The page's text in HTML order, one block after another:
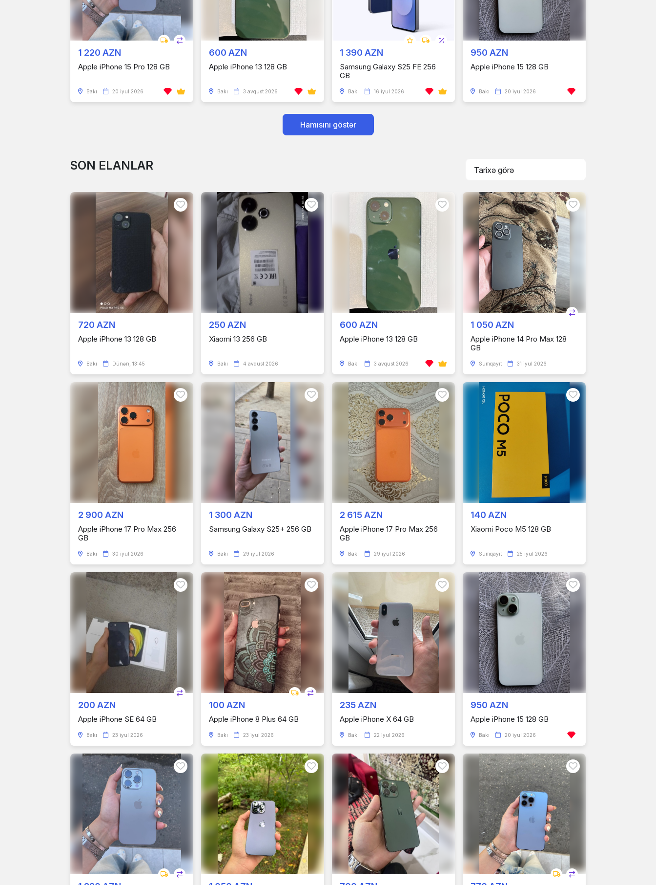
1 220 AZN
Apple iPhone 15 Pro 128 GB
Bakı 20 iyul 2026
600 AZN
Apple iPhone 13 128 GB
Bakı 3 avqust 2026
1 390 AZN
Samsung Galaxy S25 FE 256
GB
Bakı 16 iyul 2026
950 AZN
Apple iPhone 15 128 GB
Bakı 20 iyul 2026
Hamısını göstər
SON ELANLAR
720 AZN
Apple iPhone 13 128 GB
Bakı Dünən, 13:45
250 AZN
Xiaomi 13 256 GB
Bakı 4 avqust 2026
600 AZN
Apple iPhone 13 128 GB
Bakı 3 avqust 2026
1 050 AZN
Apple iPhone 14 Pro Max 128
GB
Sumqayıt 31 iyul 2026
2 900 AZN
Apple iPhone 17 Pro Max 256
GB
Bakı 30 iyul 2026
1 300 AZN
Samsung Galaxy S25+ 256 GB
Bakı 29 iyul 2026
2 615 AZN
Apple iPhone 17 Pro Max 256
GB
Bakı 29 iyul 2026
140 AZN
Xiaomi Poco M5 128 GB
Sumqayıt 25 iyul 2026
200 AZN
Apple iPhone SE 64 GB
Bakı 23 iyul 2026
100 AZN
Apple iPhone 8 Plus 64 GB
Bakı 23 iyul 2026
235 AZN
Apple iPhone X 64 GB
Bakı 22 iyul 2026
950 AZN
Apple iPhone 15 128 GB
Bakı 20 iyul 2026